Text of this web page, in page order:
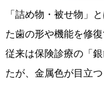
「詰め物・被せ物」
た歯の形や機能を修
従来は保険診療の「
たが、金属色が目立